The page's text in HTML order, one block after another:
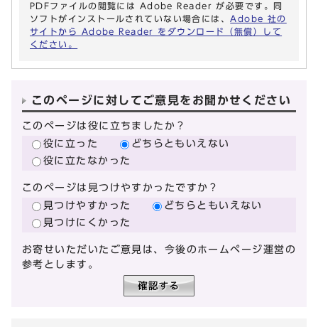
PDFファイルの閲覧には Adobe Reader が必要です。同
ソフトがインストールされていない場合には、 Adobe 社の
サイトから Adobe Reader をダウンロード（無償）して
ください。
このページに対してご意見をお聞かせください
このページは役に立ちましたか？
役に立った
どちらともいえない
役に立たなかった
このページは見つけやすかったですか？
見つけやすかった
どちらともいえない
見つけにくかった
お寄せいただいたご意見は、今後のホームページ運営の
参考とします。